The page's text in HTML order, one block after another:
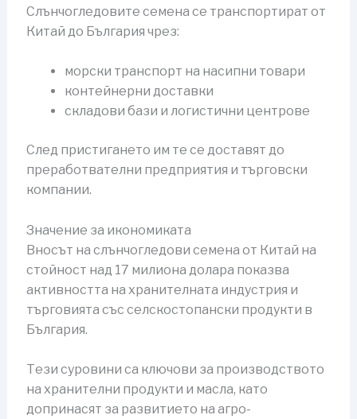
Слънчогледовите семена се транспортират от
Китай до България чрез:
морски транспорт на насипни товари
контейнерни доставки
складови бази и логистични центрове
След пристигането им те се доставят до
преработвателни предприятия и търговски
компании.
Значение за икономиката
Вносът на слънчогледови семена от Китай на
стойност над 17 милиона долара показва
активността на хранителната индустрия и
търговията със селскостопански продукти в
България.
Тези суровини са ключови за производството
на хранителни продукти и масла, като
допринасят за развитието на агро-